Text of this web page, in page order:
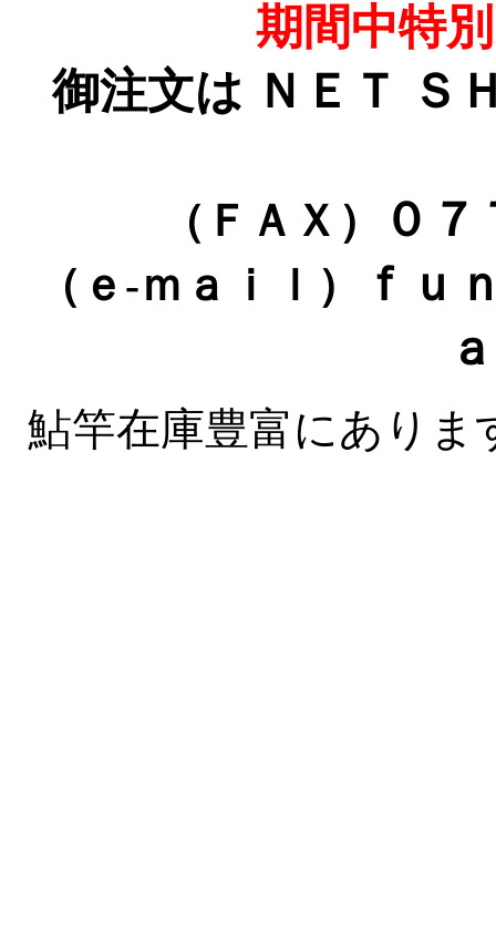
期間中特
御注文は ＮＥＴ Ｓ
（ＦＡＸ） ０７
（ｅ -ｍａｉｌ）
ｆｕ
鮎竿在庫豊富にありま